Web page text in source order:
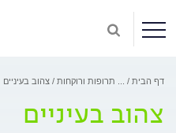
דף הבית תרופות ורוקחות צהוב בעיניים
צהוב בעיניים